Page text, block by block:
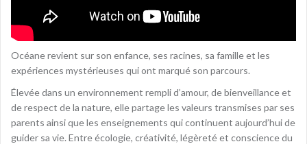
Océane revient sur son enfance, ses racines, sa famille et les
expériences mystérieuses qui ont marqué son parcours.
Élevée dans un environnement rempli d’amour, de bienveillance et
de respect de la nature, elle partage les valeurs transmises par ses
parents ainsi que les enseignements qui continuent aujourd’hui de
guider sa vie. Entre écologie, créativité, légèreté et conscience du